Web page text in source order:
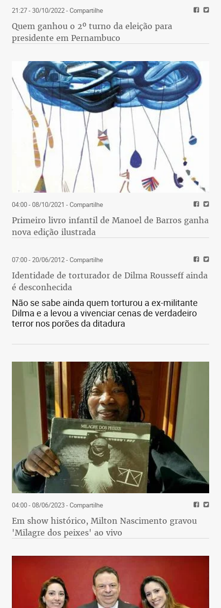
21:27 - 30/10/2022- Compartilhe
Quem ganhou o 2º turno da eleição para
presidente em Pernambuco
04:00 - 08/10/2021 - Compartilhe
Primeiro livro infantil de Manoel de Barros ganha
nova edição ilustrada
07:00 - 20/06/2012- Compartilhe
Identidade de torturador de Dilma Rousseff ainda
é desconhecida
Não se sabe ainda quem torturou a ex-militante
Dilma e a levou a vivenciar cenas de verdadeiro
terror nos porões da ditadura
04:00 - 08/06/2023- Compartilhe
Em show histórico, Milton Nascimento gravou
'Milagre dos peixes' ao vivo